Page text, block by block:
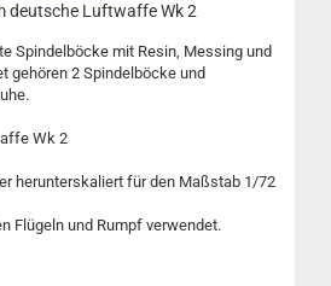
deutsche Luftwaffe Wk 2
Spindelböcke mit Resin, Messing und
gehören 2 Spindelböcke und
Wk 2
herunterskaliert für den Maßstab 1/72
Flügeln und Rumpf verwendet.